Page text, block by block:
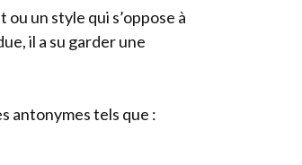
un style qui s’oppose à
il a su garder une
antonymes tels que :